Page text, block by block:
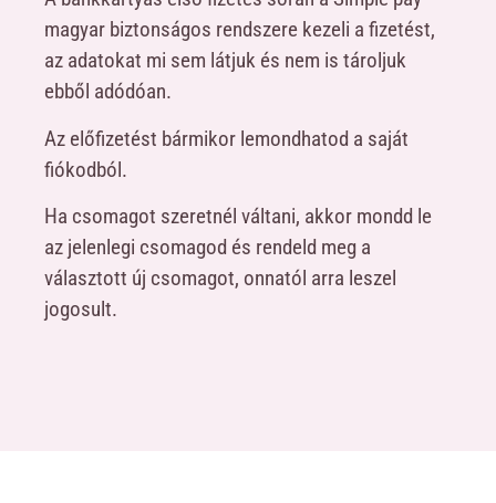
magyar biztonságos rendszere kezeli a fizetést,
az adatokat mi sem látjuk és nem is tároljuk
ebből adódóan.
Az előfizetést bármikor lemondhatod a saját
fiókodból.
Ha csomagot szeretnél váltani, akkor mondd le
az jelenlegi csomagod és rendeld meg a
választott új csomagot, onnatól arra leszel
jogosult.